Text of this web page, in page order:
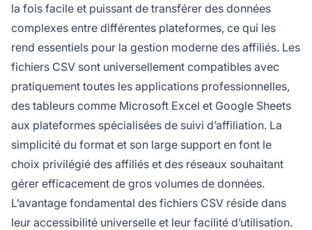
la fois facile et puissant de transférer des données
complexes entre différentes plateformes, ce qui les
rend essentiels pour la gestion moderne des affiliés. Les
fichiers CSV sont universellement compatibles avec
pratiquement toutes les applications professionnelles,
des tableurs comme Microsoft Excel et Google Sheets
aux plateformes spécialisées de suivi d’affiliation. La
simplicité du format et son large support en font le
choix privilégié des affiliés et des réseaux souhaitant
gérer efficacement de gros volumes de données.
L’avantage fondamental des fichiers CSV réside dans
leur accessibilité universelle et leur facilité d’utilisation.